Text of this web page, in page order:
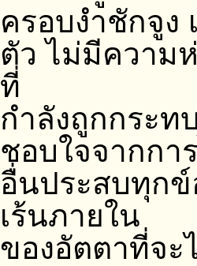
ครอบงำชักจูง
ตัว ไม่มีความ
ที่
กำลังถูกกระท
ชอบใจจากกา
อื่นประสบทุกข์
เร้นภายใน
ของอัตตาที่จ